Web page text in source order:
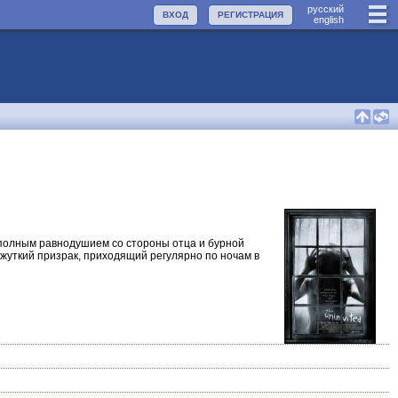
руccкий
english
РЕГИСТРАЦИЯ
ВХОД
равнодушием со стороны отца и бурной
призрак, приходящий регулярно по ночам в